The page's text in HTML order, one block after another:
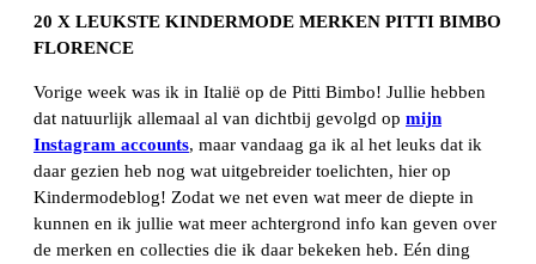
20 X LEUKSTE KINDERMODE MERKEN PITTI BIMBO
FLORENCE
Vorige week was ik in Italië op de Pitti Bimbo! Jullie hebben
dat natuurlijk allemaal al van dichtbij gevolgd op mijn
Instagram accounts, maar vandaag ga ik al het leuks dat ik
daar gezien heb nog wat uitgebreider toelichten, hier op
Kindermodeblog! Zodat we net even wat meer de diepte in
kunnen en ik jullie wat meer achtergrond info kan geven over
de merken en collecties die ik daar bekeken heb. Eén ding